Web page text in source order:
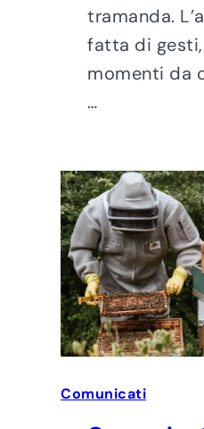
tramanda.
fatta di
momenti da
…
Comunicati